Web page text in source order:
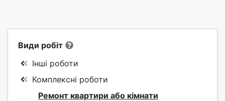
Види робіт
Інші роботи
Комплексні роботи
Ремонт квартири або кімнати